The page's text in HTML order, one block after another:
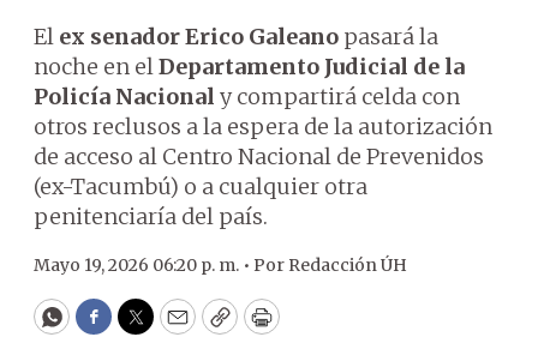
El ex senador Erico Galeano pasará la
noche en elDepartamento Judicial de la
Policía Nacional y compartirá celda con
otros reclusos a la espera de la autorización
de acceso al Centro Nacional de Prevenidos
(ex-Tacumbú) o a cualquier otra
penitenciaría del país.
Mayo 19, 2026 06:20 p. m. • Por Redacción ÚH
WhatsApp
Facebook
Twitter
EmailCopyPrint